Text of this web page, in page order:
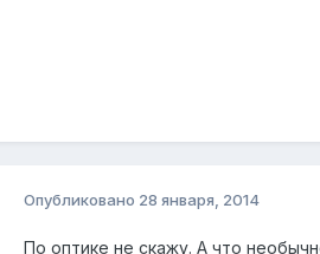
Опубликовано 28 января, 2014
По оптике не скажу. А что